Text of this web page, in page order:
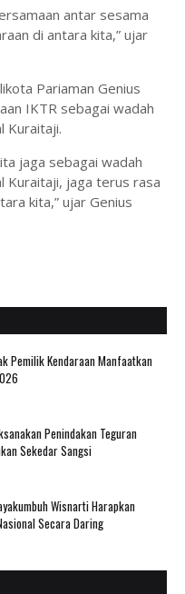
antar sesama
di antara kita,” ujar
Pariaman Genius
IKTR sebagai wadah
Kuraitaji.
jaga sebagai wadah
Kuraitaji, jaga terus rasa
kita,” ujar Genius
Pemilik Kendaraan Manfaatkan
Penindakan Teguran
Sekedar Sangsi
Wisnarti Harapkan
Secara Daring